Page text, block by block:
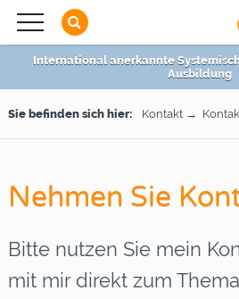
International anerkannte
Ausbildung
Sie befinden sich hier: Kontakt
Nehmen Sie
Bitte nutzen Sie mein
mit mir direkt zum
Über mich
Coaching-Seminare
Ausbildung
Blog
Kontakt